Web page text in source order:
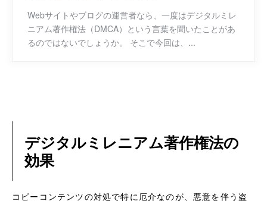
Webサイトやブログの運営者なら、一度はデジタルミレ
ニアム著作権法（DMCA）という言葉を聞いたことがあ
るのではないでしょうか。 そこで今回は、...
デジタルミレニアム著作権法の
効果
コピーコンテンツの対処で特に厄介なのが、悪意を伴う盗